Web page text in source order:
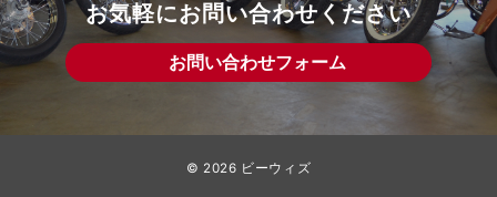
お気軽にお問い合わせください
お問い合わせフォーム
© 2026 ビーウィズ